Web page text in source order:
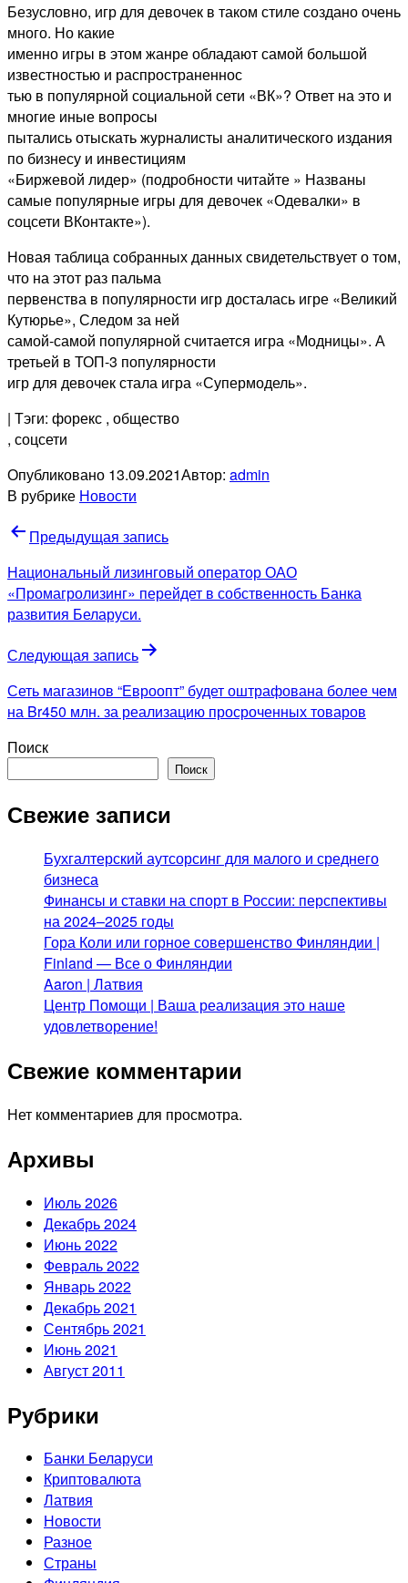
Безусловно, игр для девочек в таком стиле создано очень
много. Но какие
именно игры в этом жанре обладают самой большой
известностью и распространеннос
тью в популярной социальной сети «ВК»? Ответ на это и
многие иные вопросы
пытались отыскать журналисты аналитического издания
по бизнесу и инвестициям
«Биржевой лидер» (подробности читайте » Названы
самые популярные игры для девочек «Одевалки» в
соцсети ВКонтакте»).
Новая таблица собранных данных свидетельствует о том,
что на этот раз пальма
первенства в популярности игр досталась игре «Великий
Кутюрье», Следом за ней
самой-самой популярной считается игра «Модницы». А
третьей в ТОП-3 популярности
игр для девочек стала игра «Супермодель».
| Тэги: форекс , общество
, соцсети
Опубликовано 13.09.2021Автор: admin
В рубрике Новости
Навигация
по
записям
Предыдущая запись
Национальный лизинговый оператор ОАО
«Промагролизинг» перейдет в собственность Банка
развития Беларуси.
Следующая запись
Сеть магазинов “Евроопт” будет оштрафована более чем
на Br450 млн. за реализацию просроченных товаров
Поиск
Поиск
Свежие записи
Бухгалтерский аутсорсинг для малого и среднего
бизнеса
Финансы и ставки на спорт в России: перспективы
на 2024–2025 годы
Гора Коли или горное совершенство Финляндии |
Finland — Все о Финляндии
Aaron | Латвия
Центр Помощи | Ваша реализация это наше
удовлетворение!
Свежие комментарии
Нет комментариев для просмотра.
Архивы
Июль 2026
Декабрь 2024
Июнь 2022
Февраль 2022
Январь 2022
Декабрь 2021
Сентябрь 2021
Июнь 2021
Август 2011
Рубрики
Банки Беларуси
Криптовалюта
Латвия
Новости
Разное
Страны